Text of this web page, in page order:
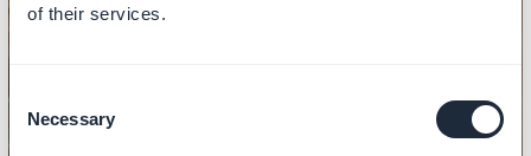
of their services.
Consent
Selection
Necessary
Sådan designer du dine sektioner